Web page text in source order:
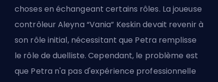
choses en échangeant certains rôles. La joueuse
contrôleur Aleyna “Vania” Keskin devait revenir à
son rôle initial, nécessitant que Petra remplisse
le rôle de duelliste. Cependant, le problème est
que Petra n'a pas d'expérience professionnelle